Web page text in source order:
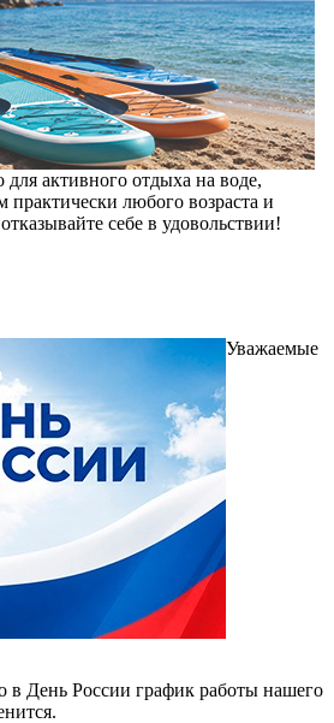
для активного отдыха на воде,
практически любого возраста и
себе в удовольствии!
Уважаемые
в День России график работы нашего